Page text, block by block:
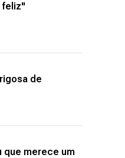
feliz"
de
que merece um